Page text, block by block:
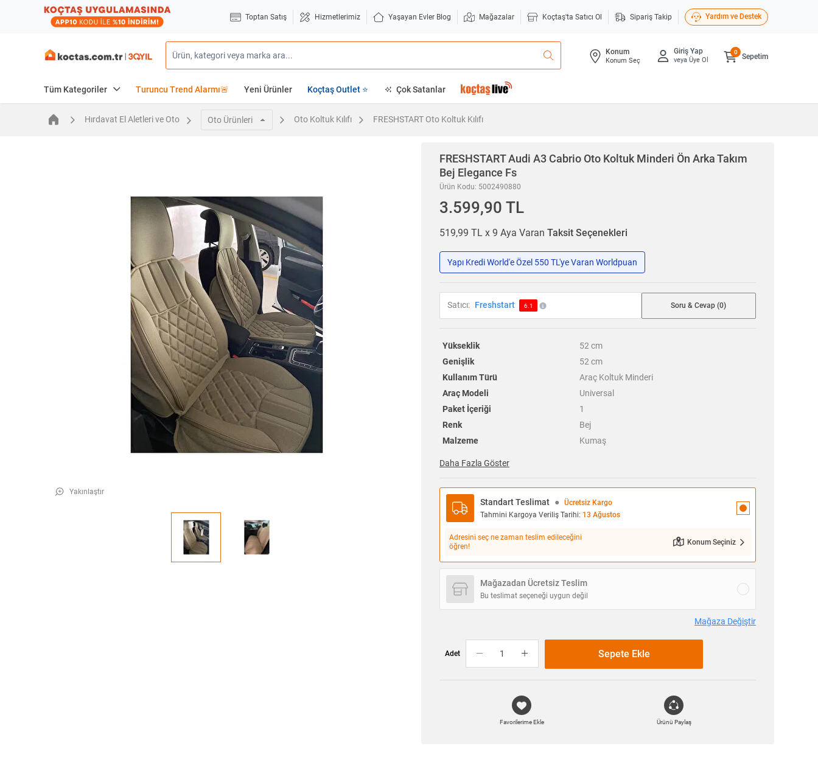
Toptan Satış Hizmetlerimiz Yaşayan Evler Blog Mağazalar Koçtaş'ta Satıcı Ol Sipariş Takip Yardım ve Destek
Konum
Konum Seç
Giriş Yap
veya Üye Ol Sepetim
0
Tüm Kategoriler Turuncu Trend Alarmı🚨 Yeni Ürünler Koçtaş Outlet ⭐ Çok Satanlar
Hırdavat El Aletleri ve Oto Oto Ürünleri Oto Koltuk Kılıfı FRESHSTART Oto Koltuk Kılıfı
Yakınlaştır
FRESHSTARTAudi A3 Cabrio Oto Koltuk Minderi Ön Arka Takım
Bej Elegance Fs
Ürün Kodu: 5002490880
3.599,90 TL
519,99 TL x 9 Aya Varan Taksit Seçenekleri
Yapı Kredi World'e Özel 550 TL'ye Varan Worldpuan
Satıcı: Freshstart 6.1 Soru & Cevap (0)
Yükseklik 52 cm
Genişlik
52 cm
Kullanım Türü
Araç Koltuk Minderi
Araç Modeli
Universal
Paket İçeriği
1
Renk
Bej
Malzeme
Kumaş
Daha Fazla Göster
Standart Teslimat ●
Ücretsiz Kargo
Tahmini Kargoya Veriliş Tarihi: 13 Ağustos
Adresini seç ne zaman teslim edileceğini
öğren!
Konum Seçiniz
Mağazadan Ücretsiz Teslim
Bu teslimat seçeneği uygun değil
Mağaza Değiştir
Adet Sepete Ekle
Favorilerime Ekle Ürünü Paylaş